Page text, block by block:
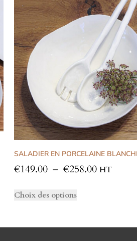
SALADIER EN PORCELAINE
€149.00 – €258.00 HT
Choix des options